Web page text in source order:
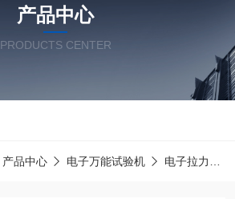
产品中心
PRODUCTS CENTER
产品中心 电子万能试验机 电子拉力试验机